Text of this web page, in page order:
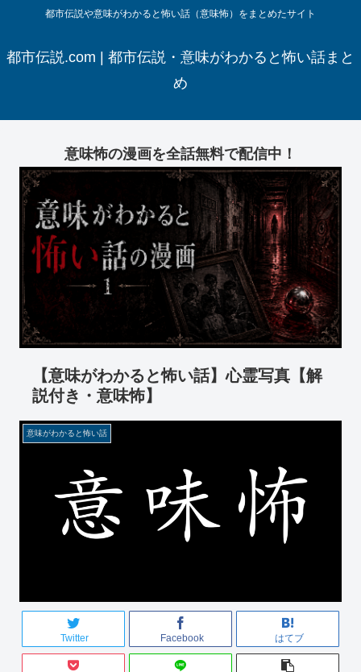
都市伝説や意味がわかると怖い話（意味怖）をまとめたサイト
都市伝説.com | 都市伝説・意味がわかると怖い話まと
め
意味怖の漫画を全話無料で配信中！
【意味がわかると怖い話】心霊写真【解
説付き・意味怖】
意味がわかると怖い話
Twitter Facebook はてブ